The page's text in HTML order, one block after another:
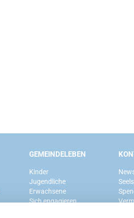
GEMEINDELEBEN
Kinder
Jugendliche
Erwachsene
Sich engagieren